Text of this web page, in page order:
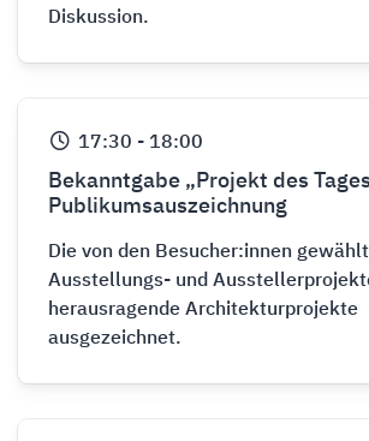
Diskussion.
17:30 - 18:00
Bekanntgabe „Projekt des
Publikumsauszeichnung
Die von den Besucher:innen
Ausstellungs- und
herausragende Architekturprojekte
ausgezeichnet.